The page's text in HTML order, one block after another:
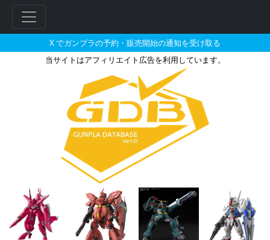
X でガンプラの予約・販売開始の通知を受け取る
当サイトはアフィリエイト広告を利用しています。
大塚健さんがイラストレーター
索